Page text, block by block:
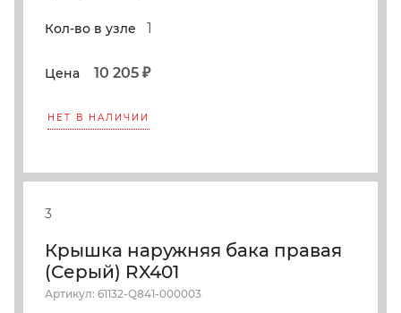
Кол-во в узле 1
Цена 10 205 ₽
НЕТ В НАЛИЧИИ
3
Крышка наружняя бака правая
(Серый) RX401
Артикул: 61132-Q841-000003